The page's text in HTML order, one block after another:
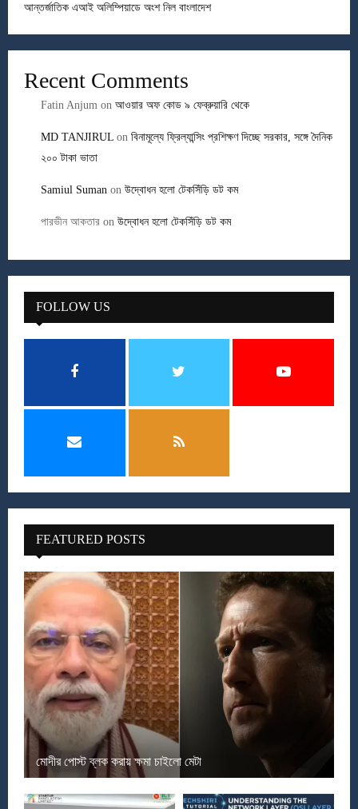
আন্তর্জাতিক এআই অলিম্পিয়াডে অংশ নিল বাংলাদেশ
Recent Comments
Fatin Anjum on আওয়ার অফ কোড ৯ ফেব্রুয়ারি থেকে
MD TANJIRUL on বিনামূল্যে ফ্রিল্যান্সিং প্রশিক্ষণ দিচ্ছে সরকার, সঙ্গে দৈনিক
২০০ টাকা ভাতা
Samiul Suman on উদ্বোধন হলো টেকসিঁড়ি ডট কম
পারভীন আকতার on উদ্বোধন হলো টেকসিঁড়ি ডট কম
FOLLOW US
FEATURED POSTS
মোদীর পোস্ট ব্লক করায় ক্ষমা চাইলো মেটা